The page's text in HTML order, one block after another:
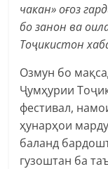
чакан» оғоз
бо занон ва
Тоҷикистон
Озмун бо
Ҷумҳурии
фестивал,
ҳунарҳои
баланд
гузоштан ба